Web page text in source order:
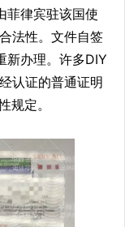
菲律宾驻该国使
法性。文件自签
新办理。许多DIY
认证的普通证明
规定。